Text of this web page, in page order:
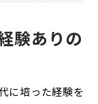
験ありの
に培った経験を